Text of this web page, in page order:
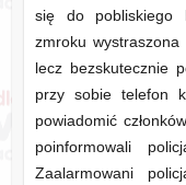
się do pobliskiego
zmroku wystraszona
lecz bezskutecznie
przy sobie telefon
powiadomić
poinformowali
Zaalarmowani